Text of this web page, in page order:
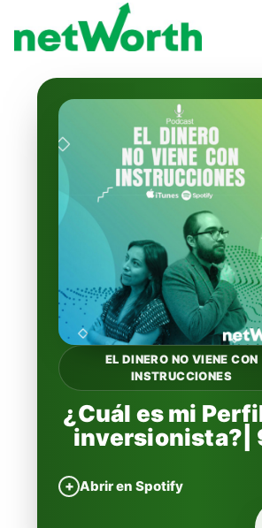
EL DINERO NO VIENE CON
INSTRUCCIONES
¿Cuál es mi
inversionista?|
+ Abrir en Spotify